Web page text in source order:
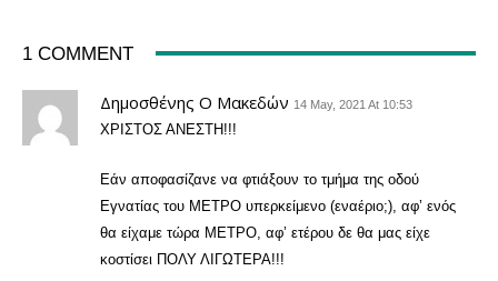
1 COMMENT
Δημοσθένης Ο Μακεδών 14 May, 2021 At 10:53
ΧΡΙΣΤΟΣ ΑΝΕΣΤΗ!!!
Εάν αποφασίζανε να φτιάξουν το τμήμα της οδού
Εγνατίας του ΜΕΤΡΟ υπερκείμενο (εναέριο;), αφ’ ενός
θα είχαμε τώρα ΜΕΤΡΟ, αφ’ ετέρου δε θα μας είχε
κοστίσει ΠΟΛΥ ΛΙΓΩΤΕΡΑ!!!